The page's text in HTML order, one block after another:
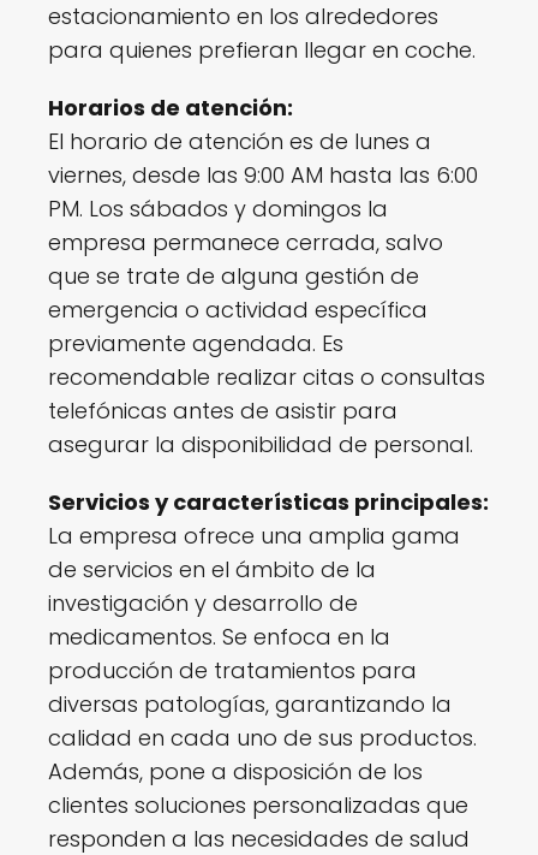
estacionamiento en los alrededores
para quienes prefieran llegar en coche.
Horarios de atención:
El horario de atención es de lunes a
viernes, desde las 9:00 AM hasta las 6:00
PM. Los sábados y domingos la
empresa permanece cerrada, salvo
que se trate de alguna gestión de
emergencia o actividad específica
previamente agendada. Es
recomendable realizar citas o consultas
telefónicas antes de asistir para
asegurar la disponibilidad de personal.
Servicios y características principales:
La empresa ofrece una amplia gama
de servicios en el ámbito de la
investigación y desarrollo de
medicamentos. Se enfoca en la
producción de tratamientos para
diversas patologías, garantizando la
calidad en cada uno de sus productos.
Además, pone a disposición de los
clientes soluciones personalizadas que
responden a las necesidades de salud